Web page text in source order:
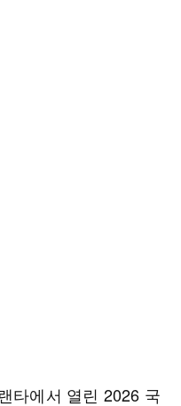
타에서 열린 2026 국